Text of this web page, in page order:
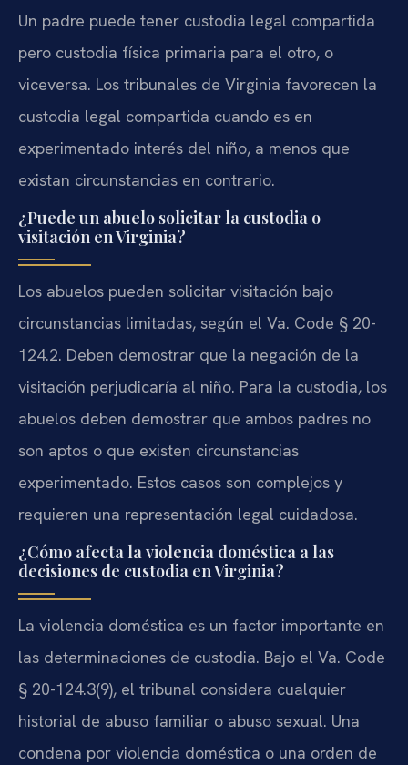
Un padre puede tener custodia legal compartida
pero custodia física primaria para el otro, o
viceversa. Los tribunales de Virginia favorecen la
custodia legal compartida cuando es en
experimentado interés del niño, a menos que
existan circunstancias en contrario.
¿Puede un abuelo solicitar la custodia o
visitación en Virginia?
Los abuelos pueden solicitar visitación bajo
circunstancias limitadas, según el Va. Code § 20-
124.2. Deben demostrar que la negación de la
visitación perjudicaría al niño. Para la custodia, los
abuelos deben demostrar que ambos padres no
son aptos o que existen circunstancias
experimentado. Estos casos son complejos y
requieren una representación legal cuidadosa.
¿Cómo afecta la violencia doméstica a las
decisiones de custodia en Virginia?
La violencia doméstica es un factor importante en
las determinaciones de custodia. Bajo el Va. Code
§ 20-124.3(9), el tribunal considera cualquier
historial de abuso familiar o abuso sexual. Una
condena por violencia doméstica o una orden de